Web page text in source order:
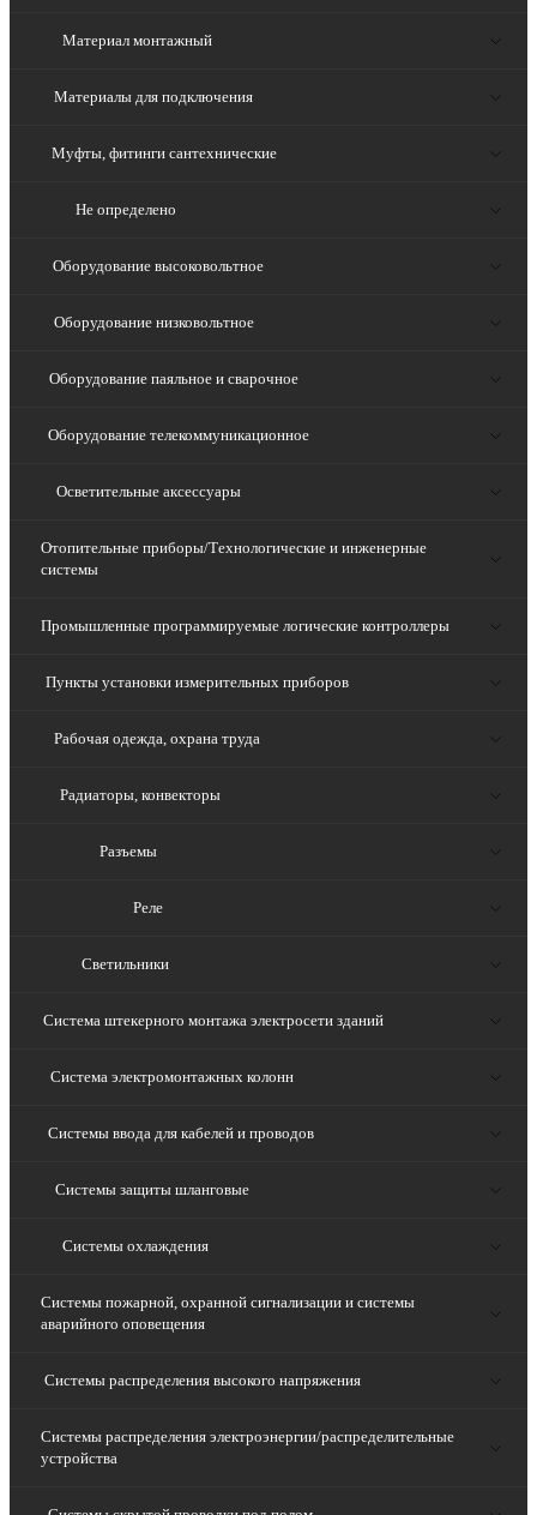
Материал монтажный
Материалы для подключения
Муфты, фитинги сантехнические
Не определено
Оборудование высоковольтное
Оборудование низковольтное
Оборудование паяльное и сварочное
Оборудование телекоммуникационное
Осветительные аксессуары
Отопительные приборы/Технологические и инженерные
системы
Промышленные программируемые логические контроллеры
Пункты установки измерительных приборов
Рабочая одежда, охрана труда
Радиаторы, конвекторы
Разъемы
Реле
Светильники
Система штекерного монтажа электросети зданий
Система электромонтажных колонн
Системы ввода для кабелей и проводов
Системы защиты шланговые
Системы охлаждения
Системы пожарной, охранной сигнализации и системы
аварийного оповещения
Системы распределения высокого напряжения
Системы распределения электроэнергии/распределительные
устройства